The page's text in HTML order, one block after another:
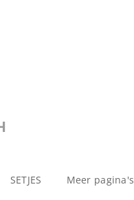
SETJES Meer pagina's